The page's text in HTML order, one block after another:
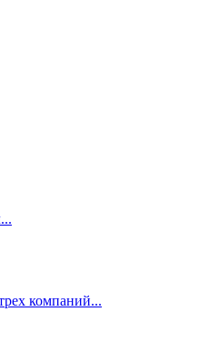
компаний...